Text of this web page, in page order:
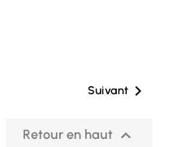
Suivant 
Retour en haut 